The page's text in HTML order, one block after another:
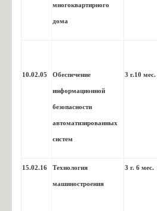
многоквартирного
дома
10.02.05 Обеспечение
информационной
безопасности
автоматизированных
систем
3 г.10 мес.
15.02.16 Технология
машиностроения
3 г. 6 мес.
безопасности